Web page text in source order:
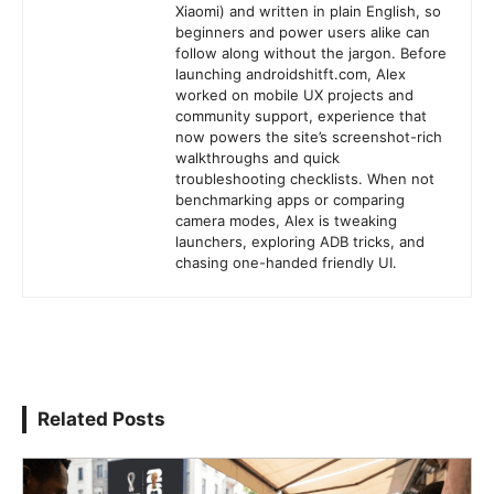
Xiaomi) and written in plain English, so
beginners and power users alike can
follow along without the jargon. Before
launching androidshitft.com, Alex
worked on mobile UX projects and
community support, experience that
now powers the site’s screenshot-rich
walkthroughs and quick
troubleshooting checklists. When not
benchmarking apps or comparing
camera modes, Alex is tweaking
launchers, exploring ADB tricks, and
chasing one-handed friendly UI.
Related Posts